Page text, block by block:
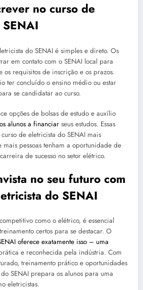
no curso de
do SENAI é simples e direto. Os
em contato com o SENAI local para
os requisitos de inscrição e os prazos.
ter concluído o ensino médio ou estar
se candidatar ao curso.
opções de bolsas de estudo e auxílio
alunos a financiar seus estudos. Essas
de eletricista do SENAI mais
pessoas tenham a oportunidade de
de sucesso no setor elétrico.
no seu futuro com
do SENAI
como o elétrico, é essencial
certos para se destacar. O
oferece exatamente isso – uma
e reconhecida pela indústria. Com
treinamento prático e oportunidades
SENAI prepara os alunos para uma
eletricistas.